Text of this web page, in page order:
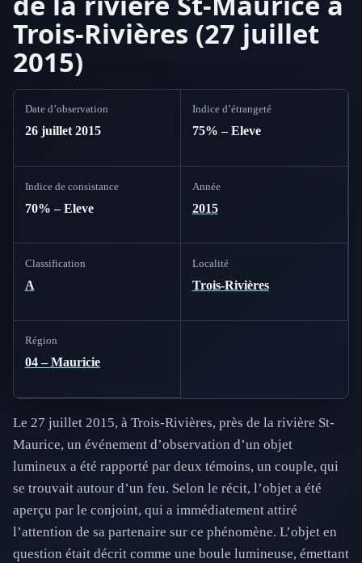
Trois-Rivières (27 juillet
2015)
Date d’observation
26 juillet 2015
Indice d’étrangeté
75% – Eleve
Indice de consistance
70% – Eleve
Année
2015
Classification
A
Localité
Trois-Rivières
Région
04 – Mauricie
Le 27 juillet 2015, à Trois-Rivières, près de la rivière St-
Maurice, un événement d’observation d’un objet
lumineux a été rapporté par deux témoins, un couple, qui
se trouvait autour d’un feu. Selon le récit, l’objet a été
aperçu par le conjoint, qui a immédiatement attiré
l’attention de sa partenaire sur ce phénomène. L’objet en
question était décrit comme une boule lumineuse, émettant